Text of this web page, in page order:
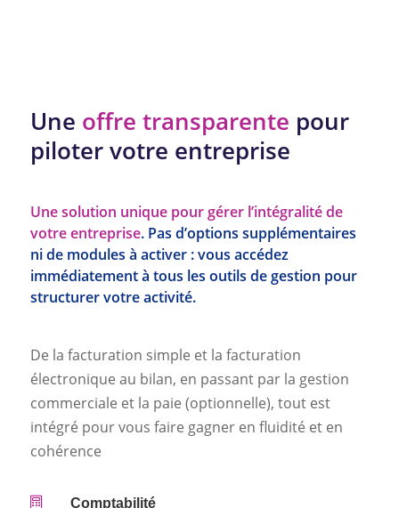
Une offre transparente pour
piloter votre entreprise
Une solution unique pour gérer l’intégralité de
votre entreprise. Pas d’options supplémentaires
ni de modules à activer : vous accédez
immédiatement à tous les outils de gestion pour
structurer votre activité.
De la facturation simple et la facturation
électronique au bilan, en passant par la gestion
commerciale et la paie (optionnelle), tout est
intégré pour vous faire gagner en fluidité et en
cohérence
 Comptabilité